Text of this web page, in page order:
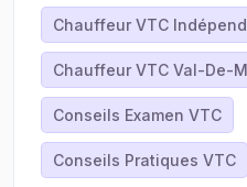
Chauffeur VTC
Chauffeur VTC Val-De-
Conseils Examen VTC
Conseils Pratiques VTC